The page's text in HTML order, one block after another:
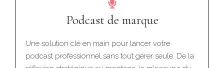
Podcast de marque
Une solution clé en main pour lancer votre
podcast professionnel sans tout gérer seule. De la